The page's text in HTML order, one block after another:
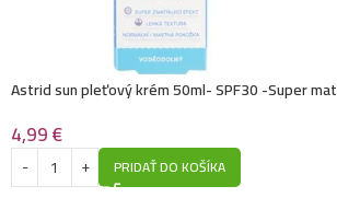
Astrid sun pleťový krém 50ml- SPF30 -Super mat
4,99€
PRIDAŤ DO KOŠÍKA